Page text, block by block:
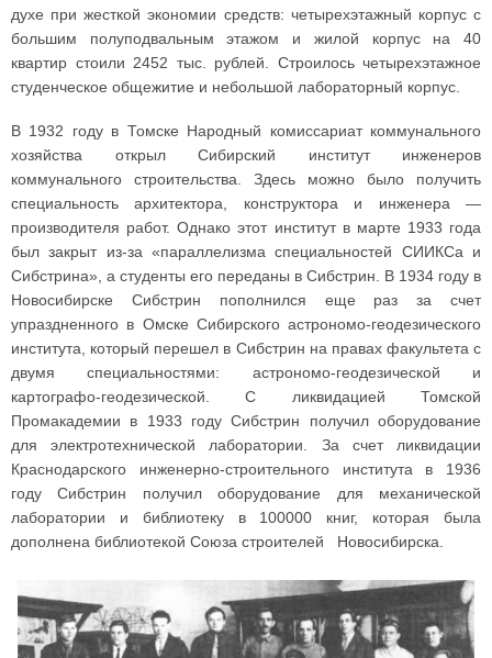
духе при жесткой экономии средств: четырехэтажный корпус с
большим полуподвальным этажом и жилой корпус на 40
квартир стоили 2452 тыс. рублей. Строилось четырехэтажное
студенческое общежитие и небольшой лабораторный корпус.
В 1932 году в Томске Народный комиссариат коммунального
хозяйства открыл Сибирский институт инженеров
коммунального строительства. Здесь можно было получить
специальность архитектора, конструктора и инженера —
производителя работ. Однако этот институт в марте 1933 года
был закрыт из-за «параллелизма специальностей СИИКСа и
Сибстрина», а студенты его переданы в Сибстрин. В 1934 году в
Новосибирске Сибстрин пополнился еще раз за счет
упраздненного в Омске Сибирского астрономо-геодезического
института, который перешел в Сибстрин на правах факультета с
двумя специальностями: астрономо-геодезической и
картографо-геодезической. С ликвидацией Томской
Промакадемии в 1933 году Сибстрин получил оборудование
для электротехнической лаборатории. За счет ликвидации
Краснодарского инженерно-строительного института в 1936
году Сибстрин получил оборудование для механической
лаборатории и библиотеку в 100000 книг, которая была
дополнена библиотекой Союза строителей Новосибирска.